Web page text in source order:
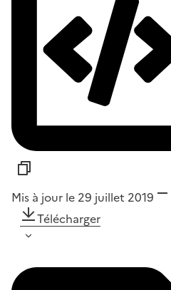
Mis à jour le 29 juillet 2019
Télécharger